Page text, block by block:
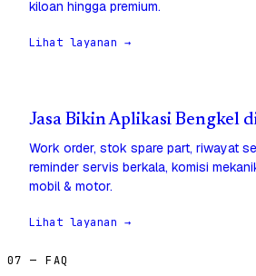
kiloan hingga premium.
Lihat layanan →
Jasa Bikin Aplikasi Bengkel
Work order, stok spare part, riwayat
reminder servis berkala, komisi
mobil & motor.
Lihat layanan →
07 — FAQ